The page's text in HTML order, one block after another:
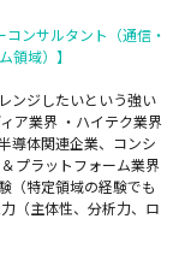
コンサルタント（通信・
領域）】
ンジしたいという強い
ア業界 ・ハイテク業界
導体関連企業、コンシ
プラットフォーム業界
（特定領域の経験でも
（主体性、分析力、ロ